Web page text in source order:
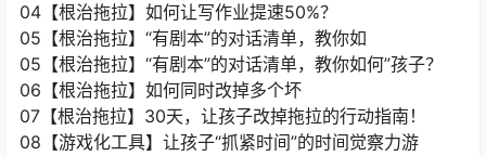
04【根治拖拉】如何让写作业提速50%？
05【根治拖拉】“有剧本”的对话清单，教你如
05【根治拖拉】“有剧本”的对话清单，教你如何”孩子？
06【根治拖拉】如何同时改掉多个坏
07【根治拖拉】30天，让孩子改掉拖拉的行动指南！
08【游戏化工具】让孩子“抓紧时间”的时间觉察力游